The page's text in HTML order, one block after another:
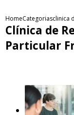
HomeCategoriasclinica
Clínica de
Particular